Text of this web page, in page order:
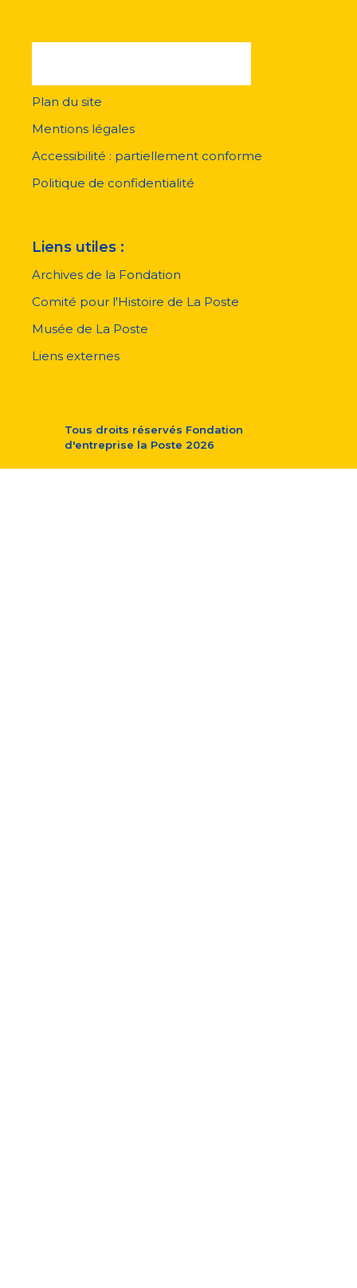
pied
page
Plan du site
Mentions légales
Accessibilité : partiellement conforme
Politique de confidentialité
Liens utiles :
Archives de la Fondation
Comité pour l'Histoire de La Poste
Musée de La Poste
Liens externes
Tous droits réservés Fondation
d'entreprise la Poste 2026